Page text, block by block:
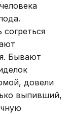
Бывают
довели
выпивший,